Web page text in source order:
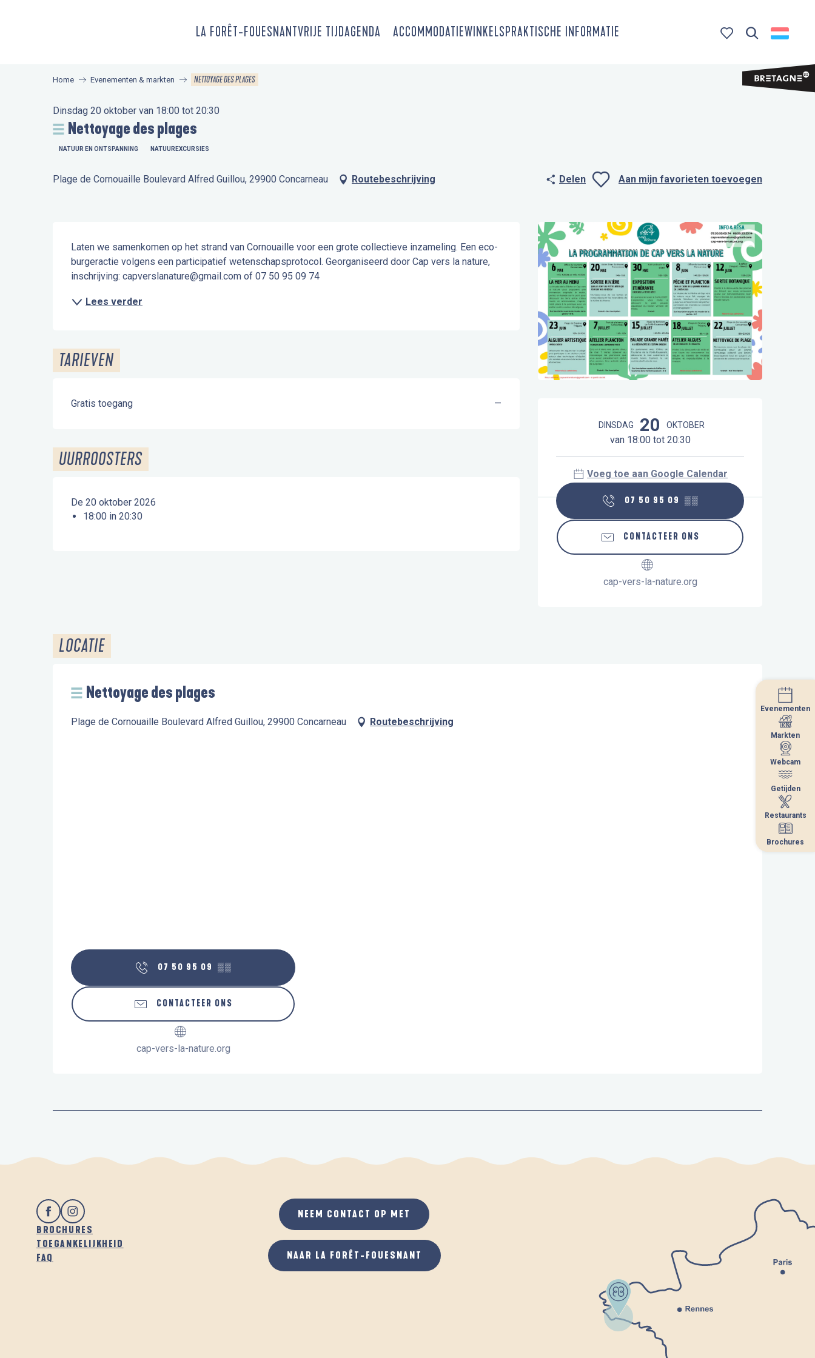
LA FORÊT-FOUESNANTVRIJE TIJDAGENDA ACCOMMODATIEWINKELSPRAKTISCHE INFORMATIE
Evenementen
Markten
Webcam
Getijden
Restaurants
Brochures
Home Evenementen & markten NETTOYAGE DES PLAGES
Dinsdag 20 oktober van 18:00 tot 20:30
Nettoyage des plages
NATUUR EN ONTSPANNING NATUUREXCURSIES
Plage de Cornouaille Boulevard Alfred Guillou, 29900 Concarneau Routebeschrijving Delen Aan mijn favorieten toevoegen
Openingstijden en
DINSDAG 20 OKTOBER
van 18:00 tot 20:30
Voeg toe aan Google Calendar
07 50 95 09 ▒▒
CONTACTEER ONS
cap-vers-la-nature.org
Beschrijving
Laten we samenkomen op het strand van Cornouaille voor een grote collectieve inzameling. Een eco-
burgeractie volgens een participatief wetenschapsprotocol. Georganiseerd door Cap vers la nature,
inschrijving: capverslanature@gmail.com of 07 50 95 09 74
Lees verder
TARIEVEN
Gratis toegang —
UURROOSTERS
De 20 oktober 2026
18:00 in 20:30
LOCATIE
Nettoyage des plages
Plage de Cornouaille Boulevard Alfred Guillou, 29900 Concarneau Routebeschrijving
07 50 95 09 ▒▒
CONTACTEER ONS
cap-vers-la-nature.org
BROCHURES
TOEGANKELIJKHEID
FAQ
NEEM CONTACT OP MET
NAAR LA FORÊT-FOUESNANT